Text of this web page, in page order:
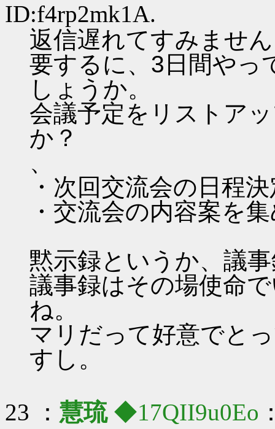
ID:f4rp2mk1A.
返信遅れてすみませ
要するに、3日間やっ
しょうか。
会議予定をリストア
か？
、
・次回交流会の日程
・交流会の内容案を
黙示録というか、議
議事録はその場使命
ね。
マリだって好意でと
すし。
23 ： 慧琉◆17QII9u0Eo